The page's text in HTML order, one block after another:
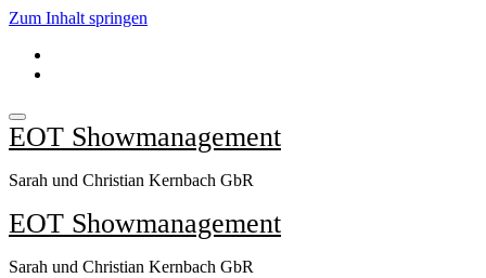
Zum Inhalt springen
EOT Showmanagement
Sarah und Christian Kernbach GbR
EOT Showmanagement
Sarah und Christian Kernbach GbR